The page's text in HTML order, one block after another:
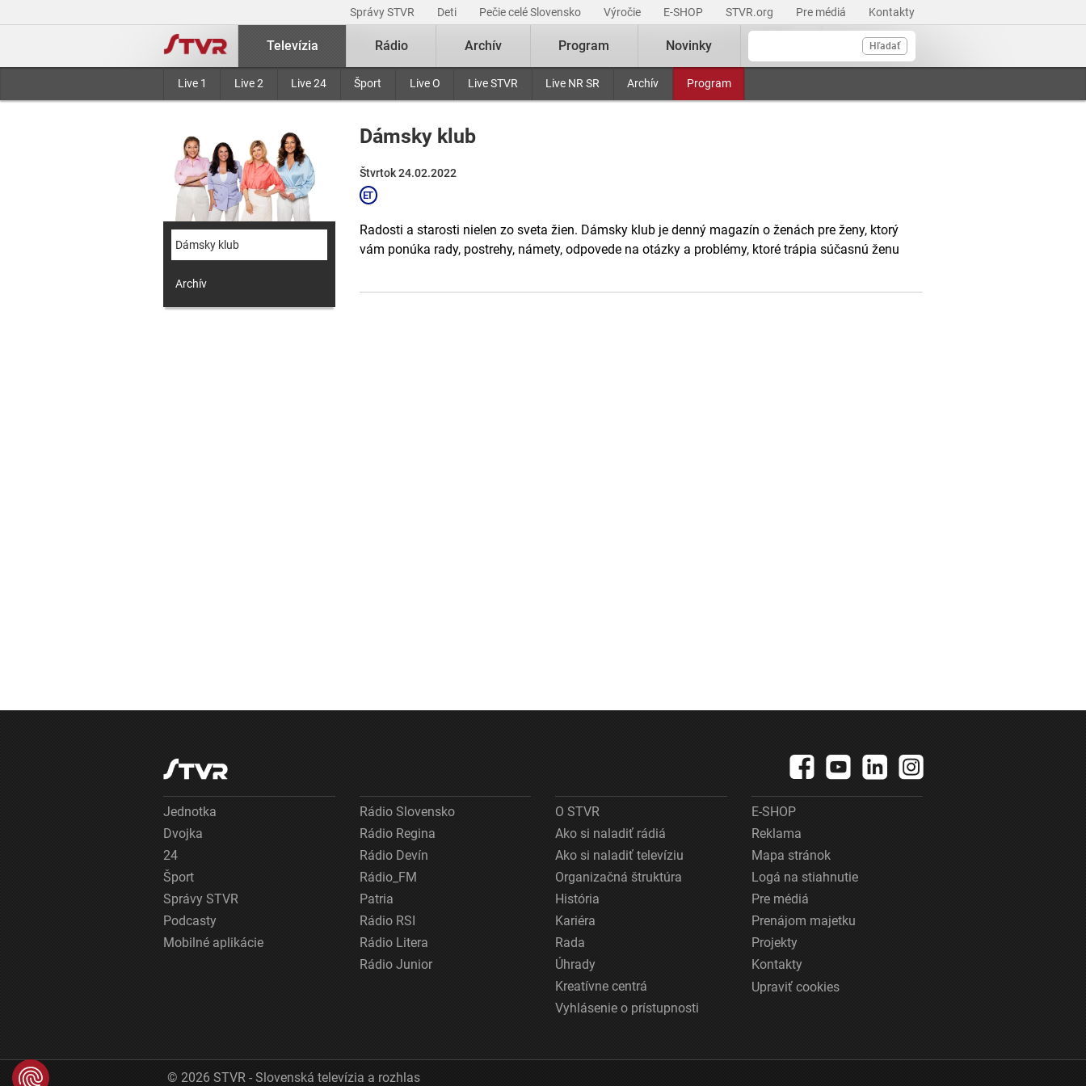
Správy STVR Deti Pečie celé Slovensko Výročie E-SHOP STVR.org Pre médiá Kontakty
Hľadať
Televízia
Live 1 Live 2 Live 24 Šport Live O Live STVR Live NR SR Archív Program
Rádio Archív Program Novinky
Dámsky klub
Archív
Dámsky klub
Štvrtok 24.02.2022
Radosti a starosti nielen zo sveta žien. Dámsky klub je denný magazín o ženách pre ženy, ktorý
vám ponúka rady, postrehy, námety, odpovede na otázky a problémy, ktoré trápia súčasnú ženu
Jednotka
Dvojka
24
Šport
Správy STVR
Podcasty
Mobilné aplikácie
Rádio Slovensko
Rádio Regina
Rádio Devín
Rádio_FM
Patria
Rádio RSI
Rádio Litera
Rádio Junior
O STVR
Ako si naladiť rádiá
Ako si naladiť televíziu
Organizačná štruktúra
História
Kariéra
Rada
Úhrady
Kreatívne centrá
Vyhlásenie o prístupnosti
E-SHOP
Reklama
Mapa stránok
Logá na stiahnutie
Pre médiá
Prenájom majetku
Projekty
Kontakty
Upraviť cookies
© 2026 STVR - Slovenská televízia a rozhlas